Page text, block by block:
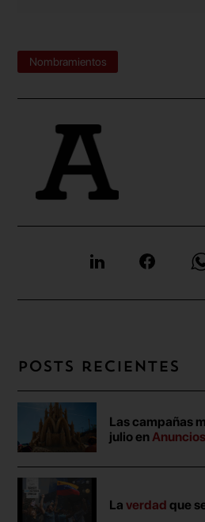
Nombramientos
Posts recientes
Las campañas
julio en
Laverdad que